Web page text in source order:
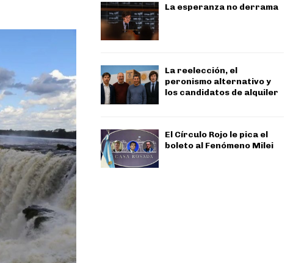
La esperanza no derrama
La reelección, el
peronismo alternativo y
los candidatos de alquiler
El Círculo Rojo le pica el
boleto al Fenómeno Milei